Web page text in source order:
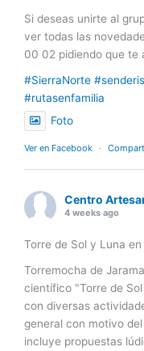
Si deseas unirte al
ver todas las
00 02 pidiendo que te
#SierraNorte
#rutasenfamilia
Foto
Ver en Facebook ·
Centro
4 weeks ago
Torre de Sol y Luna
Torremocha de
científico "Torre de
con diversas
general con motivo
incluye propuestas